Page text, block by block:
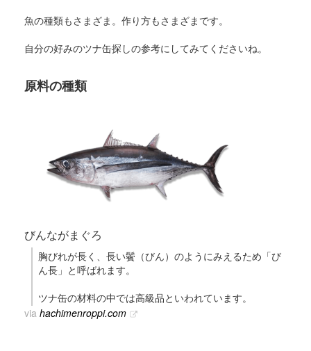
魚の種類もさまざま。作り方もさまざまです。
自分の好みのツナ缶探しの参考にしてみてくださいね。
原料の種類
びんながまぐろ
胸びれが長く、長い鬢（びん）のようにみえるため「び
ん長」と呼ばれます。
ツナ缶の材料の中では高級品といわれています。
via hachimenroppi.com